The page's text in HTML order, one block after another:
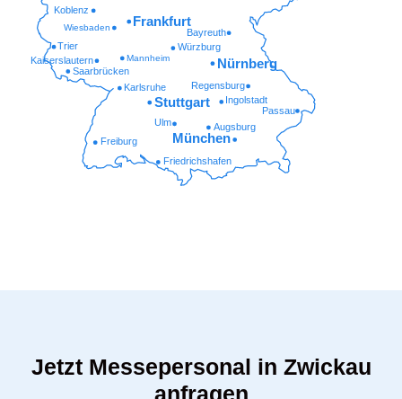
Friedrichshafen
Freiburg
Augsburg
Ulm
Passau
Ingolstadt
Regensburg
Karlsruhe
Saarbrücken
Kaiserslautern Mannheim
Würzburg
Trier
Wiesbaden Bayreuth
Koblenz
München
Stuttgart
Nürnberg
Frankfurt
Jetzt Messepersonal in Zwickau
anfragen